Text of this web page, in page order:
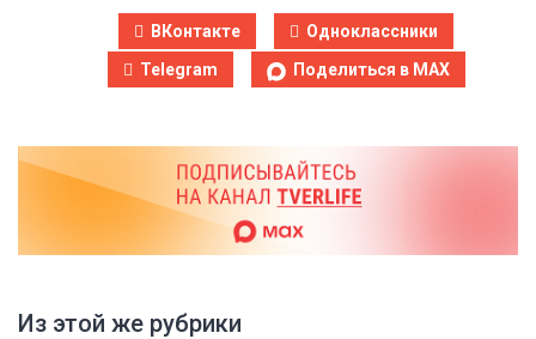
ВКонтакте
Одноклассники
Telegram
Поделиться в MAX
Из этой же рубрики